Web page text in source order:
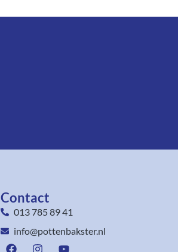
Contact
013 785 89 41
info@pottenbakster.nl